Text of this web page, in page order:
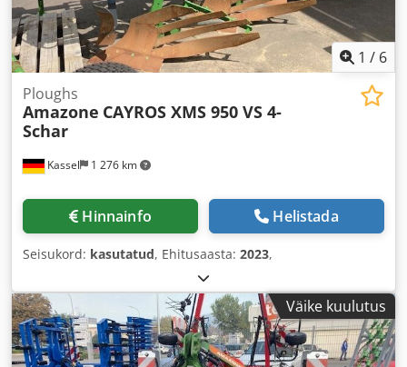
1 / 6
Kassel 1 276 km
Ploughs
Amazone CAYROS XMS 950 VS 4-
Schar
Hinnainfo Helistada
Seisukord: kasutatud, Ehitusaasta: 2023,
Väike kuulutus